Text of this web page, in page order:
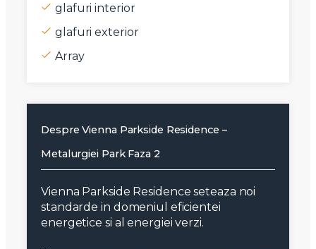
glafuri interior
glafuri exterior
Array
Despre Vienna Parkside Residence –
Metalurgiei Park Faza 2
Vienna Parkside Residence seteaza noi
standarde in domeniul eficientei
energetice si al energiei verzi.